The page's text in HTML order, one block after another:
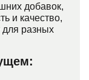
добавок,
и качество,
для разных